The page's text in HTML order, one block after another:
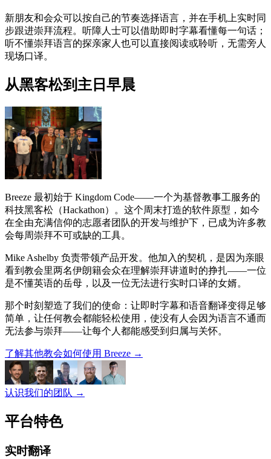
新朋友和会众可以按自己的节奏选择语言，并在手机上实时同
步跟进崇拜流程。听障人士可以借助即时字幕看懂每一句话；
听不懂崇拜语言的探亲家人也可以直接阅读或聆听，无需旁人
现场口译。
从黑客松到主日早晨
Breeze 最初始于 Kingdom Code——一个为基督教事工服务的
科技黑客松（Hackathon）。这个周末打造的软件原型，如今
在全由充满信仰的志愿者团队的开发与维护下，已成为许多教
会每周崇拜不可或缺的工具。
Mike Ashelby 负责带领产品开发。他加入的契机，是因为亲眼
看到教会里两名伊朗籍会众在理解崇拜讲道时的挣扎——一位
是不懂英语的岳母，以及一位无法进行实时口译的女婿。
那个时刻塑造了我们的使命：让即时字幕和语音翻译变得足够
简单，让任何教会都能轻松使用，使没有人会因为语言不通而
无法参与崇拜——让每个人都能感受到归属与关怀。
了解其他教会如何使用 Breeze →
认识我们的团队 →
平台特色
实时翻译